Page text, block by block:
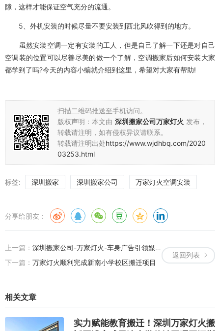
隙，这样才能保证空气充分的流通。
5、外机安装的时候尽量不要安装到西北风吹得到的地方。
虽然安装空调一定有安装的工人，但是自己了解一下还是对自己
空调装的位置可以尽善尽美的做一个了解，空调搬家后如何安装大家
都学到了吗?今天的内容小编就介绍到这里，希望对大家有帮助!
扫描二维码推送至手机访问。
版权声明：本文由 深圳搬家公司万家灯火 发布，
转载请注明，如有侵权异议请联系。
转载请注明出处https://www.wjdhbq.com/2020
03253.html
标签: 深圳搬家 深圳搬家公司 万家灯火空调安装
分享给朋友：
返回列表
上一篇： 深圳搬家公司-万家灯火-车身广告引领媒体新动向
下一篇： 万家灯火顺利完成新南小学校区搬迁项目
相关文章
实力赋能教育搬迁！深圳万家灯火搬